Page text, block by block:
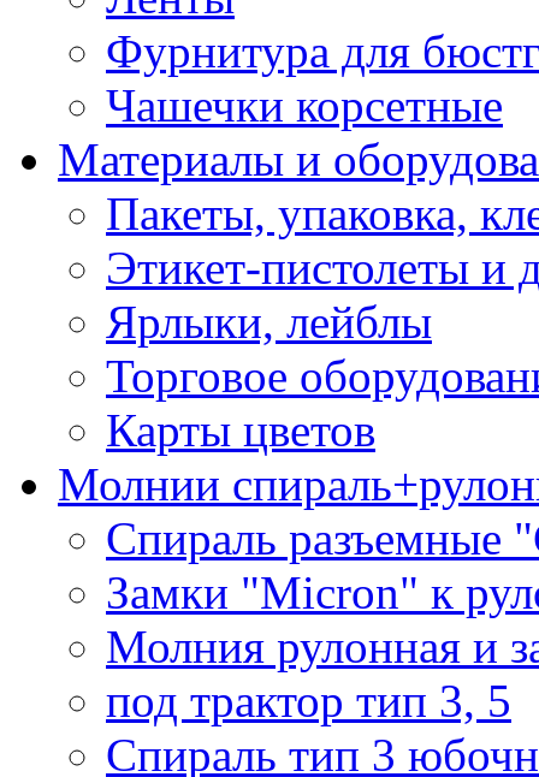
Фурнитура для
Чашечки корсетные
Материалы и
Пакеты, упаковка,
Этикет-пистолеты и
Ярлыки, лейблы
Торговое
Карты цветов
Молнии
Спираль разъемные
Замки "Micron" к
Молния рулонная и
под трактор тип 3, 5
Спираль тип 3